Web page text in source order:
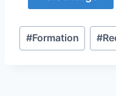
Post
Tags:
#Formation #